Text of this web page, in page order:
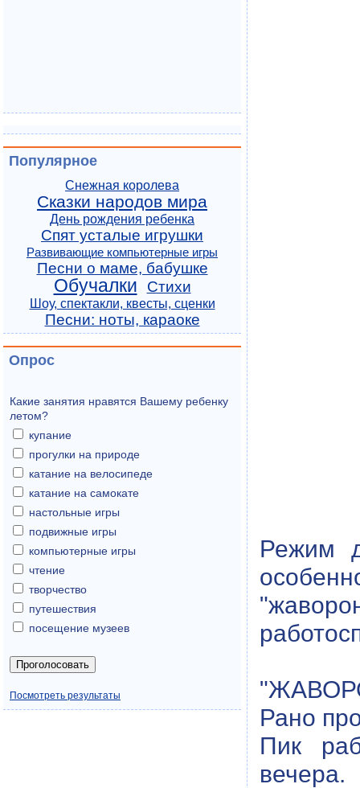
Режим
Рано
Пик
вечера.
Популярное
Снежная королева
Сказки народов мира
День рождения ребенка
Спят усталые игрушки
Развивающие компьютерные игры
Песни о маме, бабушке
Обучалки Стихи
Шоу, спектакли, квесты, сценки
Песни: ноты, караоке
Опрос
Какие занятия нравятся Вашему ребенку
летом?
купание
прогулки на природе
катание на велосипеде
катание на самокате
настольные игры
подвижные игры
компьютерные игры
чтение
творчество
путешествия
посещение музеев
Посмотреть результаты